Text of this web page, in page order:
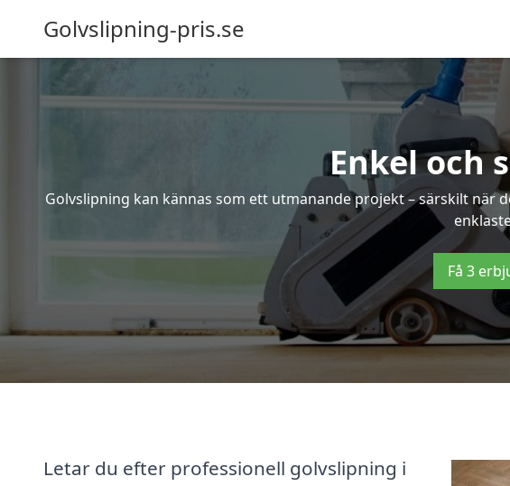
Golvslipning-pris.se
Enkel och
Golvslipning kan kännas som ett utmanande projekt – särskilt
Få 3
Letar du efter professionell golvslipning i